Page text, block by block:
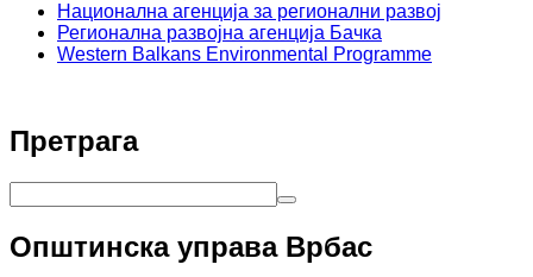
Национална агенција за регионални развој
Регионална развојна агенција Бачка
Western Balkans Environmental Programme
Претрага
Општинска управа Врбас